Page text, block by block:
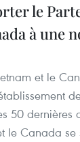
le
à une
et le
50 dernières
le Canada se